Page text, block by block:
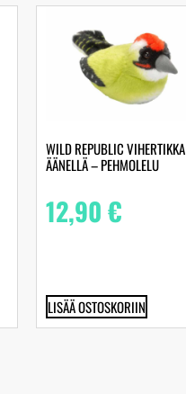
WILD REPUBLIC VIHERTIKKA
ÄÄNELLÄ – PEHMOLELU
12,90€
LISÄÄ OSTOSKORIIN